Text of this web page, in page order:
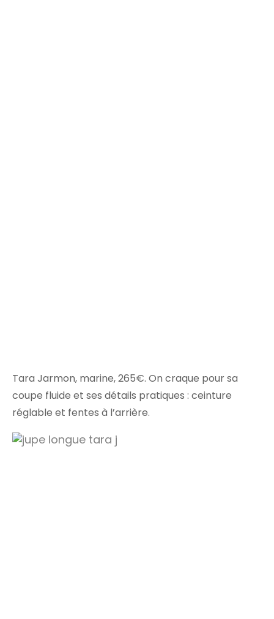
Tara Jarmon, marine, 265€. On craque pour sa
coupe fluide et ses détails pratiques : ceinture
réglable et fentes à l’arrière.